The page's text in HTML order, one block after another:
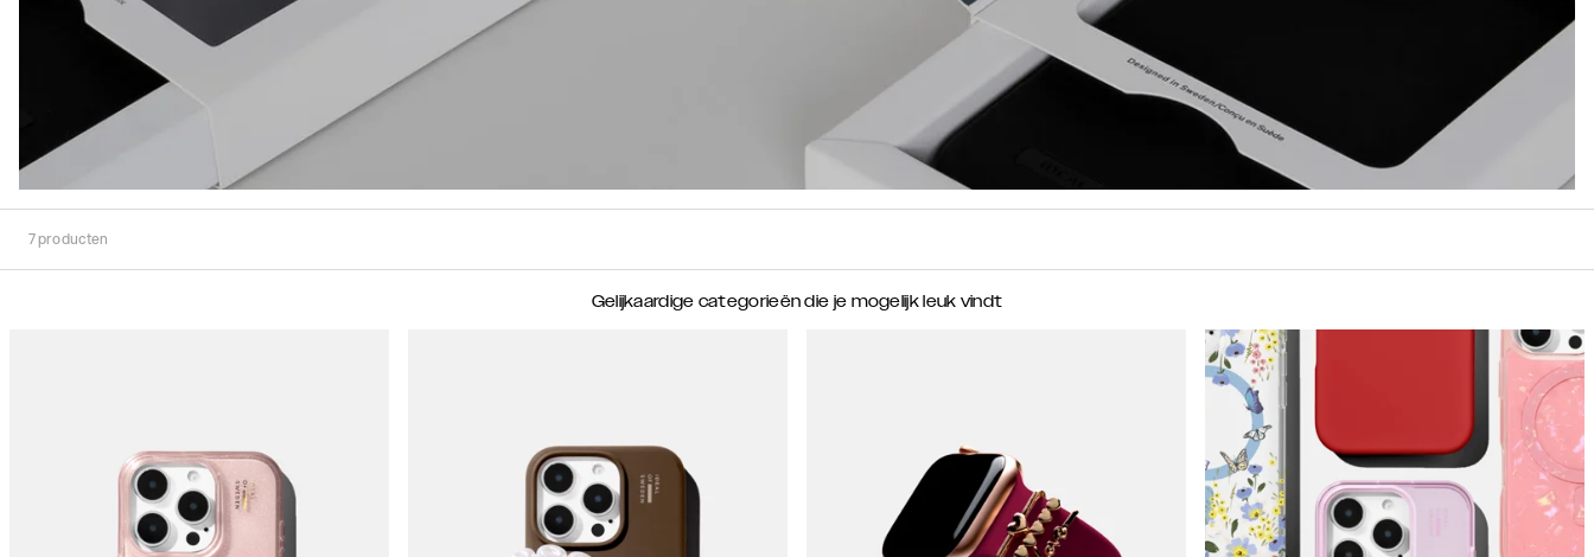
7producten
Gelijkaardige categorieën die je mogelijk leuk vindt